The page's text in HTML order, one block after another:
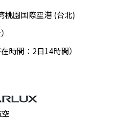
桃園国際空港 (台北)
時間： 2日14時間）